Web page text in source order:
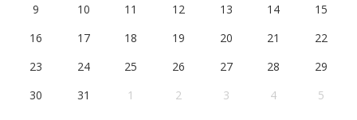
9
10 11 12 13 14
15
16
17 18 19 20 21
22
23
24 25 26 27 28
29
30
31 1 2 3 4 5